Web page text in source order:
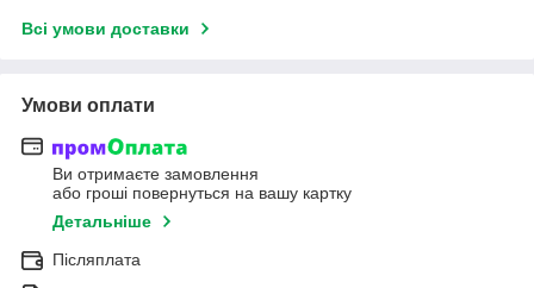
Всі умови доставки
Умови оплати
Ви отримаєте замовлення
або гроші повернуться на вашу картку
Детальніше
Післяплата